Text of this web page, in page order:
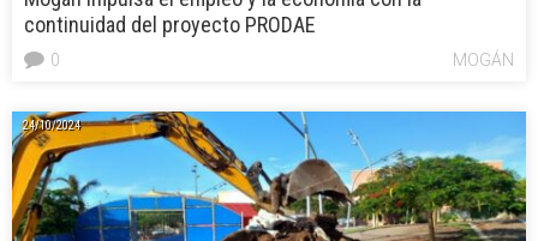
continuidad del proyecto PRODAE
MOGÁN
0
24/10/2024